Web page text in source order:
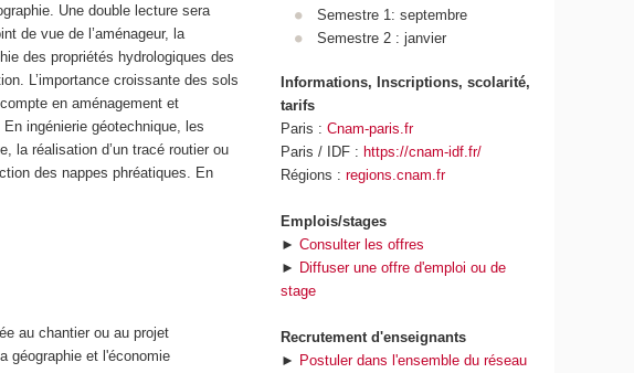
Une double lecture sera
de vue de l’aménageur, la
des propriétés hydrologiques des
L’importance croissante des sols
en aménagement et
ingénierie géotechnique, les
la réalisation d’un tracé routier ou
des nappes phréatiques. En
au chantier ou au projet
géographie et l'économie
Semestre 1: septembre
Semestre 2 : janvier
Informations, Inscriptions, scolarité,
tarifs
Paris :Cnam-paris.fr
Paris / IDF : https://cnam-idf.fr/
Régions :regions.cnam.fr
Emplois/stages
►Consulter les offres
► Diffuser une offre d'emploi ou de
stage
Recrutement d'enseignants
► Postuler dans l'ensemble du réseau